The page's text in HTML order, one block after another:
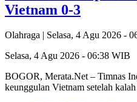
Vietnam 0-3
Olahraga | Selasa, 4 Agu 2026 -
Selasa, 4 Agu 2026 - 06:38 WIB
BOGOR, Merata.Net – Timnas
keunggulan Vietnam setelah